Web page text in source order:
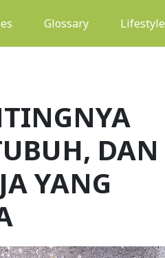
(current)Glossary Lifestyle
DAN
YANG